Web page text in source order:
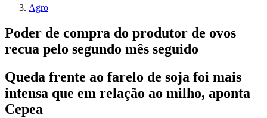
Agro
Poder de compra do produtor de ovos
recua pelo segundo mês seguido
Queda frente ao farelo de soja foi mais
intensa que em relação ao milho, aponta
Cepea